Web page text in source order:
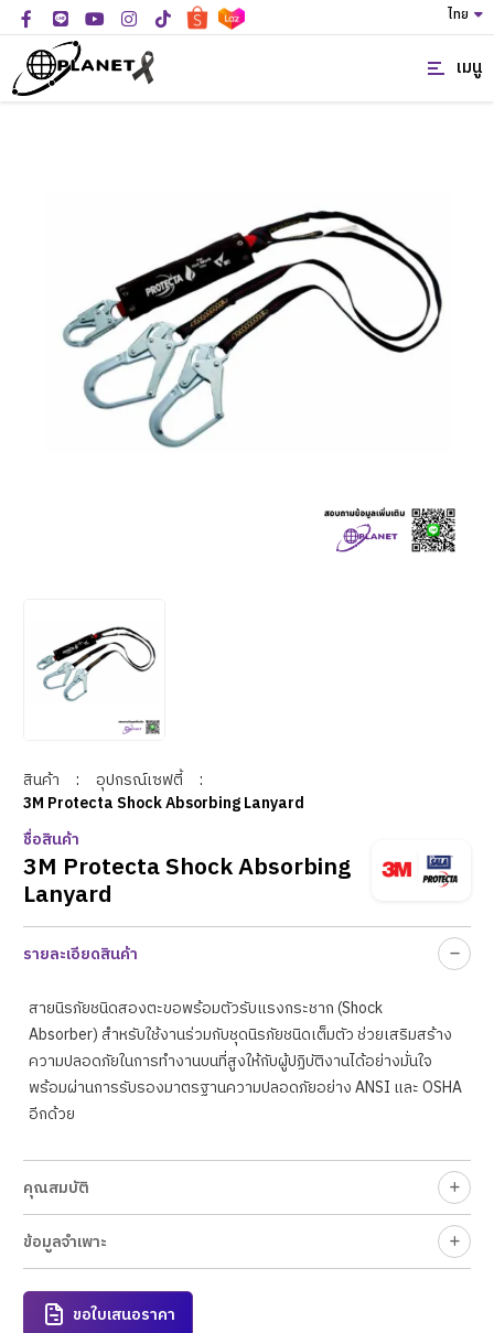
ไทย
เมนู
สินค้า : อุปกรณ์เซฟตี้
:
3M Protecta Shock Absorbing Lanyard
ชื่อสินค้า
3M Protecta Shock Absorbing
Lanyard
รายละเอียดสินค้า
สายนิรภัยชนิดสองตะขอพร้อมตัวรับแรงกระชาก (Shock
Absorber) สำหรับใช้งานร่วมกับชุดนิรภัยชนิดเต็มตัว ช่วยเสริมสร้าง
ความปลอดภัยในการทำงานบนที่สูงให้กับผู้ปฏิบัติงานได้อย่างมั่นใจ
พร้อมผ่านการรับรองมาตรฐานความปลอดภัยอย่าง ANSI และ OSHA
อีกด้วย
คุณสมบัติ
ข้อมูลจำเพาะ
ขอใบเสนอราคา